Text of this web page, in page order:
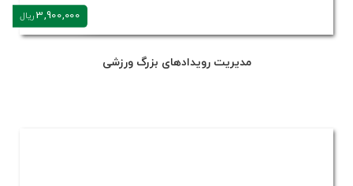
3,900,000ریال
مدیریت رویدادهای بزرگ ورزشی